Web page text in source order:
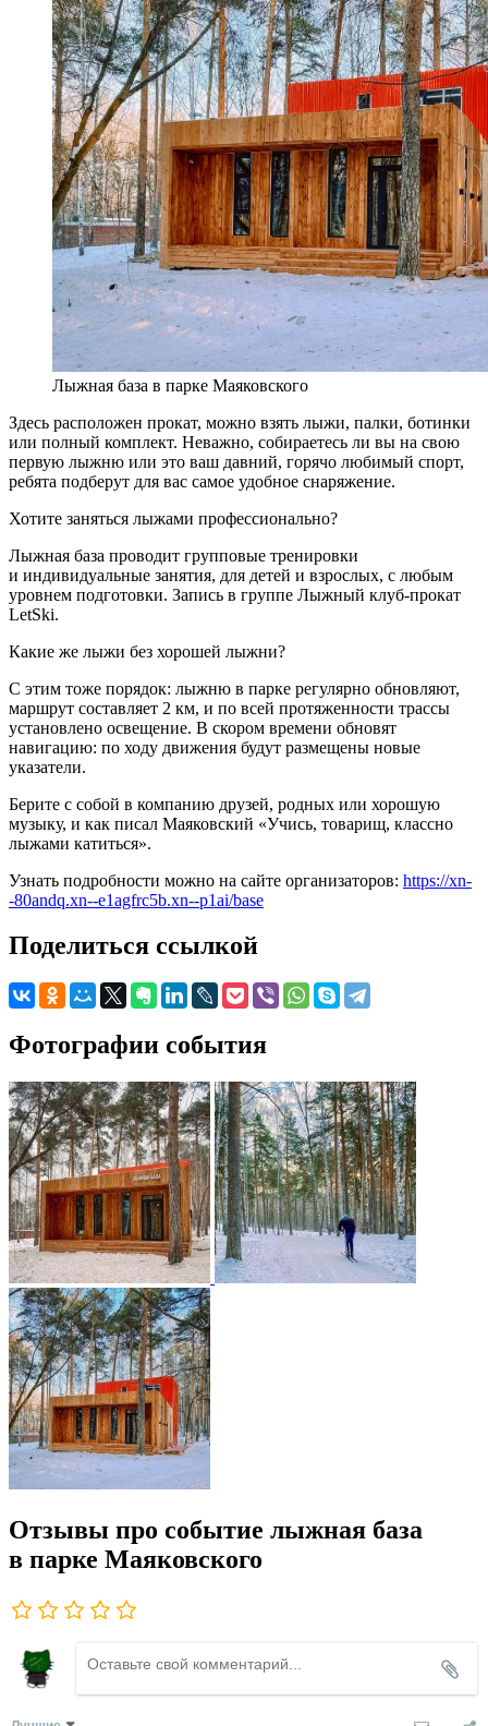
Лыжная база в парке Маяковского
Здесь расположен прокат, можно взять лыжи, палки, ботинки
или полный комплект. Неважно, собираетесь ли вы на свою
первую лыжню или это ваш давний, горячо любимый спорт,
ребята подберут для вас самое удобное снаряжение.
Хотите заняться лыжами профессионально?
Лыжная база проводит групповые тренировки
и индивидуальные занятия, для детей и взрослых, с любым
уровнем подготовки. Запись в группе Лыжный клуб-прокат
LetSki.
Какие же лыжи без хорошей лыжни?
С этим тоже порядок: лыжню в парке регулярно обновляют,
маршрут составляет 2 км, и по всей протяженности трассы
установлено освещение. В скором времени обновят
навигацию: по ходу движения будут размещены новые
указатели.
Берите с собой в компанию друзей, родных или хорошую
музыку, и как писал Маяковский «Учись, товарищ, классно
лыжами катиться».
Узнать подробности можно на сайте организаторов: https://xn-
-80andq.xn--e1agfrc5b.xn--p1ai/base
Поделиться ссылкой
Фотографии события
Отзывы про событие лыжная база
в парке Маяковского